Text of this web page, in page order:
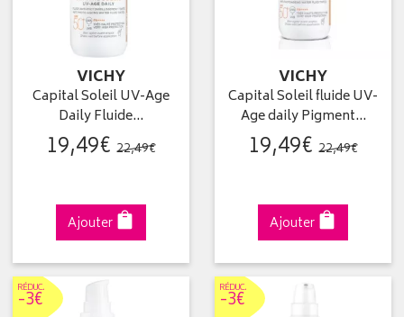
VICHY
Capital Soleil UV-Age
Daily Fluide…
19,49€ 22,49€
Ajouter
VICHY
Capital Soleil fluide UV-
Age daily Pigment…
19,49€ 22,49€
Ajouter
RÉDUC.
-3€ RÉDUC.
-3€